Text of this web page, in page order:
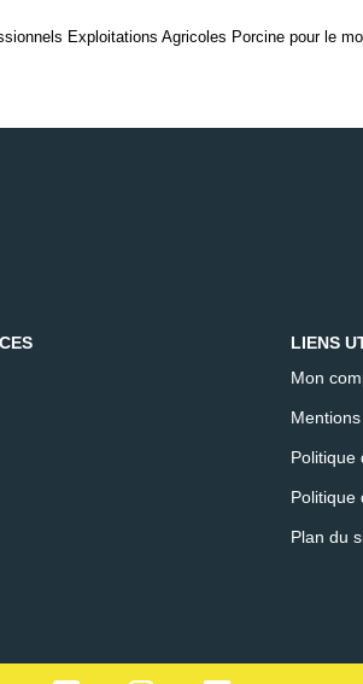
Exploitations Agricoles Porcine pour le
LIENS
Mon
Politique
Politique
Plan du